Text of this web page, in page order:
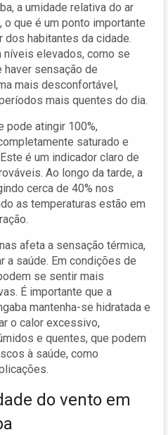
a umidade relativa do ar
o que é um ponto importante
dos habitantes da cidade.
níveis elevados, como se
sensação de
mais desconfortável,
mais quentes do dia.
pode atingir 100%,
saturado e
é um indicador claro de
Ao longo da tarde, a
cerca de 40% nos
as temperaturas estão em
afeta a sensação térmica,
a saúde. Em condições de
se sentir mais
É importante que a
mantenha-se hidratada e
o calor excessivo,
e quentes, que podem
à saúde, como
do vento em